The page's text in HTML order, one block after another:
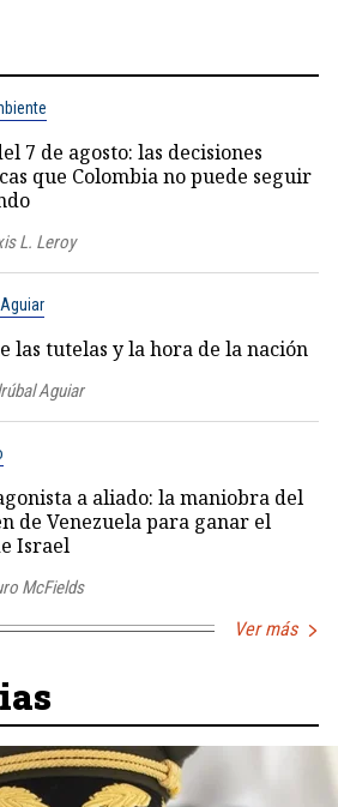
7 de agosto: las decisiones
que Colombia no puede seguir
L. Leroy
las tutelas y la hora de la nación
Aguiar
a aliado: la maniobra del
de Venezuela para ganar el
Israel
McFields
Ver más